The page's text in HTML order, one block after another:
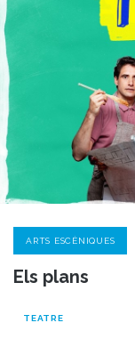
ARTS ESCÈNIQUES
Els plans
TEATRE